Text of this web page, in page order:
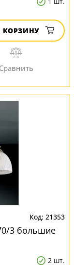
КОРЗИНУ
21353
3 большие
2 шт.